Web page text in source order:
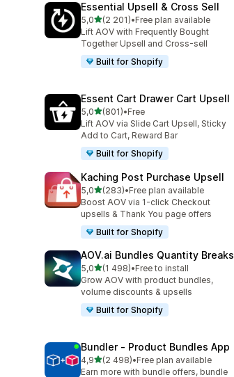
Essential Upsell & Cross Sell
5,0z 5 hvězd
(2 201)
Celkový počet recenzí: 2201
•Free plan available
Lift AOV with Frequently Bought
Together Upsell and Cross-sell
Built for Shopify
Essent Cart Drawer Cart Upsell
5,0z 5 hvězd
(801)
Celkový počet recenzí: 801
•Free
Lift AOV via Slide Cart Upsell, Sticky
Add to Cart, Reward Bar
Built for Shopify
Kaching Post Purchase Upsell
5,0z 5 hvězd
(283)
Celkový počet recenzí: 283
•Free plan available
Boost AOV via 1-click Checkout
upsells & Thank You page offers
Built for Shopify
AOV.ai Bundles Quantity Breaks
5,0z 5 hvězd
(1 498)
Celkový počet recenzí: 1498
•Free to install
Grow AOV with product bundles,
volume discounts & upsells
Built for Shopify
Bundler ‑ Product Bundles App
4,9z 5 hvězd
(2 498)
Celkový počet recenzí: 2498
•Free plan available
Earn more with bundle offers, bundle